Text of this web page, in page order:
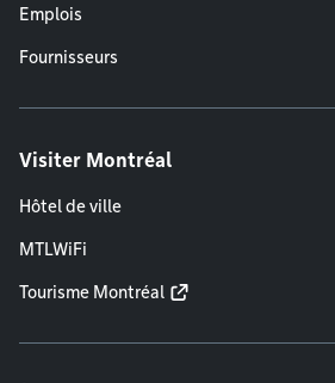
Emplois
Fournisseurs
Visiter Montréal
Hôtel de ville
MTLWiFi
Tourisme Montréal